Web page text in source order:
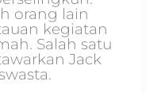
orang lain
kegiatan
Salah satu
Jack